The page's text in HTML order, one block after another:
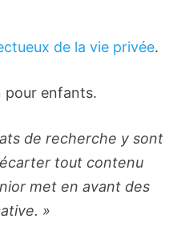
de la vie privée.
pour enfants.
de recherche y sont
tout contenu
met en avant des
»